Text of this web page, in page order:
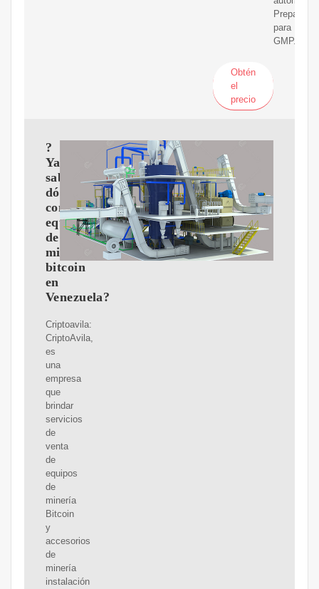
Preparado
para
GMP.
Obtén
el
precio
?
Ya
sabes
dónde
comprar
equipos
de
minería
bitcoin
en
Venezuela?
Criptoavila:
CriptoAvila,
es
una
empresa
que
brindar
servicios
de
venta
de
equipos
de
minería
Bitcoin
y
accesorios
de
minería
instalación